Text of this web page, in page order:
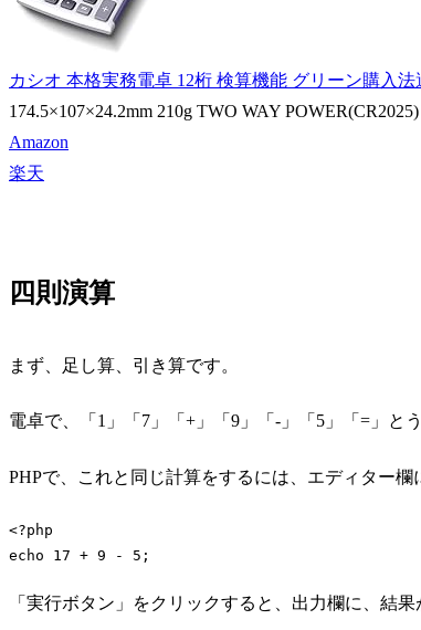
カシオ 本格実務電卓 12桁 検算機能 グリーン購入
174.5×107×24.2mm 210g TWO WAY POWER(CR2025)
Amazon
楽天
四則演算
まず、足し算、引き算です。
電卓で、「1」「7」「+」「9」「-」「5」「=」と
PHPで、これと同じ計算をするには、エディター欄
<?php
echo
17 + 9 - 5
「実行ボタン」をクリックすると、出力欄に、結果